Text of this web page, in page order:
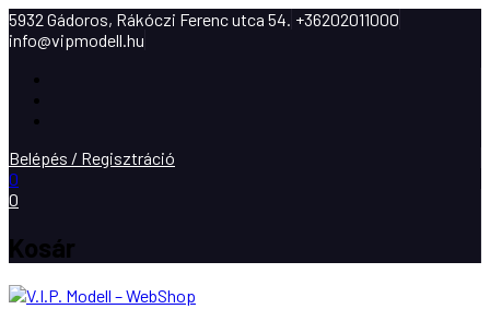
5932 Gádoros, Rákóczi Ferenc utca 54. +36202011000
info@vipmodell.hu
Belépés / Regisztráció
0
0
Kosár